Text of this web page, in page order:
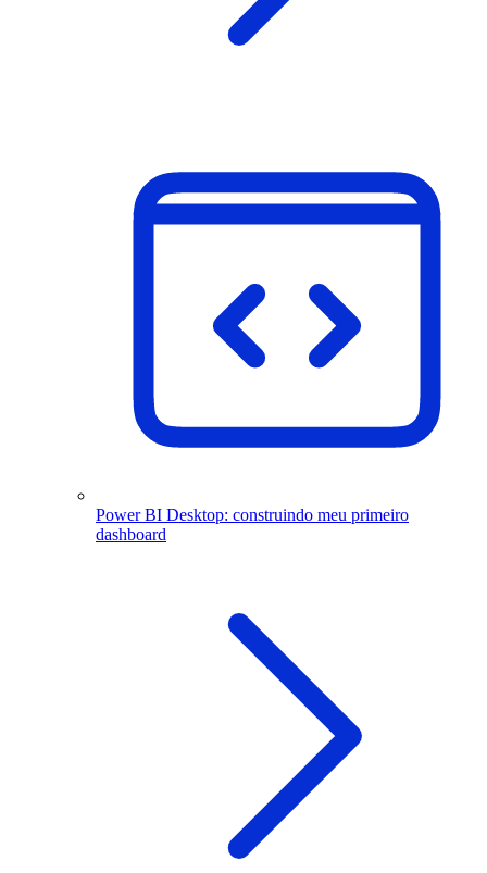
Power BI Desktop: construindo meu primeiro
dashboard